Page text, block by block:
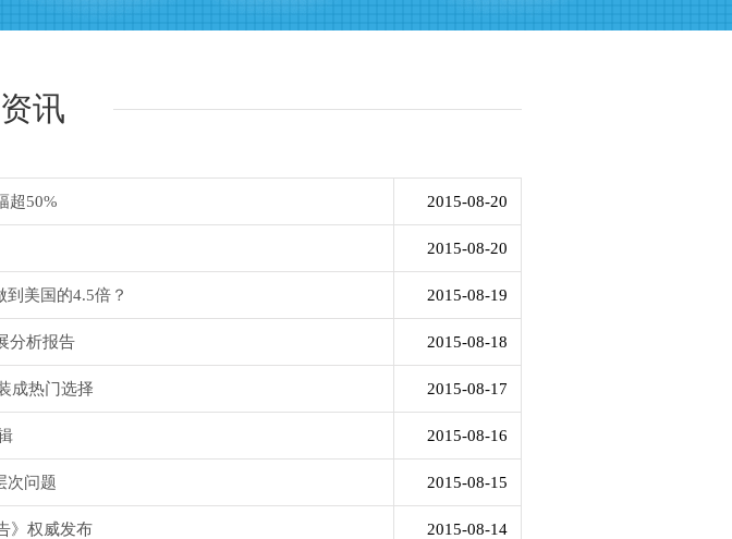
讯
超50% 2015-08-20
2015-08-20
美国的4.5倍？ 2015-08-19
分析报告 2015-08-18
成热门选择 2015-08-17
2015-08-16
次问题 2015-08-15
》权威发布 2015-08-14